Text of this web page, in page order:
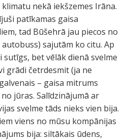
nekā iekšzemes Irāna.
patīkamas gaisa
tad Būšehrā jau piecos no
sajutām ko citu. Ap
bet vēlāk dienā svelme
grādi četrdesmit (ja ne
– gaisa mitrums
jūras. Salīdzinājumā ar
svelme tāds nieks vien bija.
viens no mūsu kompānijas
bija: siltākais ūdens,